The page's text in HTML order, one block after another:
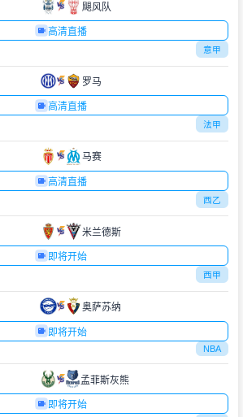
飓风队
高清直播
意甲
罗马
高清直播
法甲
马赛
高清直播
西乙
米兰德斯
即将开始
西甲
奥萨苏纳
即将开始
NBA
孟菲斯灰熊
即将开始